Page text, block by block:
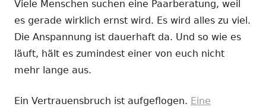
Viele Menschen suchen eine Paarberatung, weil
es gerade wirklich ernst wird. Es wird alles zu viel.
Die Anspannung ist dauerhaft da. Und so wie es
läuft, hält es zumindest einer von euch nicht
mehr lange aus.
Ein Vertrauensbruch ist aufgeflogen. Eine